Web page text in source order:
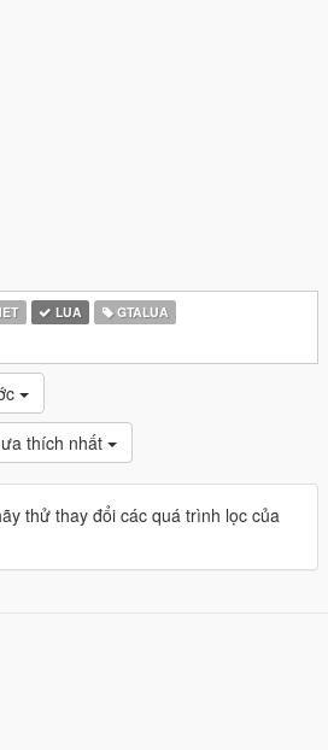
LUA
GTALUA
thích nhất
thử thay đổi các quá trình lọc của